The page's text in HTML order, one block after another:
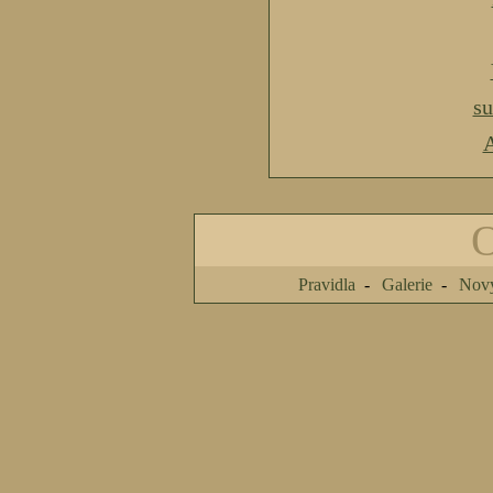
Pravidla Galerie